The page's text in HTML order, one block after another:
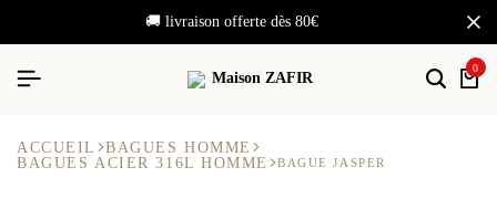
🚚 livraison offerte dès 80€
0
ACCUEIL
BAGUES HOMME
BAGUES ACIER 316L HOMME
BAGUE JASPER